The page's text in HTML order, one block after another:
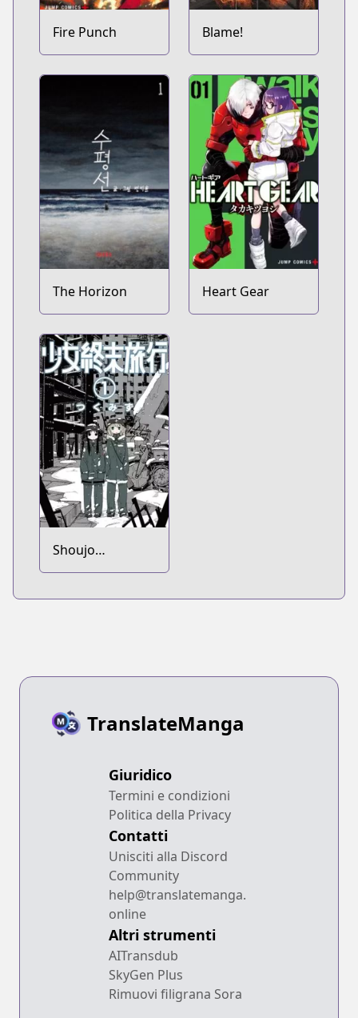
Fire Punch Blame!
The Horizon Heart Gear
Shoujo
Shuumatsu
TranslateManga
Giuridico
Termini e condizioni
Politica della Privacy
Contatti
Unisciti alla Discord
Community
help@translatemanga.
online
Altri strumenti
AITransdub
SkyGen Plus
Rimuovi filigrana Sora